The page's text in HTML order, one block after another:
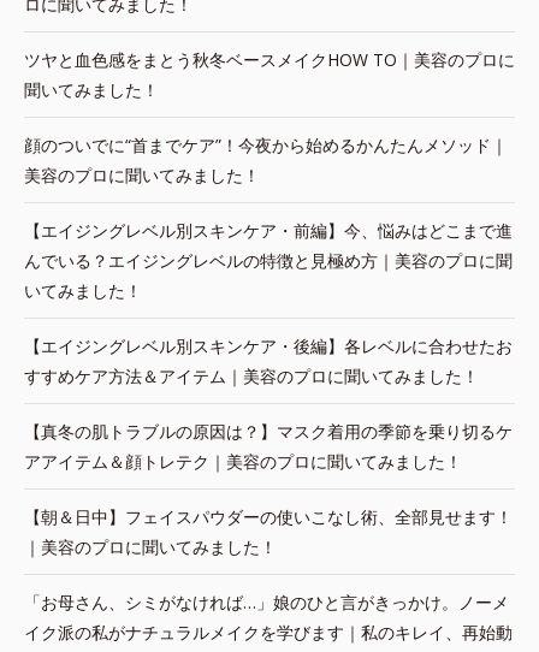
ツヤと血色感をまとう秋冬ベースメイクHOW TO｜美容のプロに
聞いてみました！
顔のついでに“首までケア”！今夜から始めるかんたんメソッド｜
美容のプロに聞いてみました！
【エイジングレベル別スキンケア・前編】今、悩みはどこまで進
んでいる？エイジングレベルの特徴と見極め方｜美容のプロに聞
いてみました！
【エイジングレベル別スキンケア・後編】各レベルに合わせたお
すすめケア方法＆アイテム｜美容のプロに聞いてみました！
【真冬の肌トラブルの原因は？】マスク着用の季節を乗り切るケ
アアイテム＆顔トレテク｜美容のプロに聞いてみました！
【朝＆日中】フェイスパウダーの使いこなし術、全部見せます！
｜美容のプロに聞いてみました！
「お母さん、シミがなければ…」娘のひと言がきっかけ。ノーメ
イク派の私がナチュラルメイクを学びます｜私のキレイ、再始動